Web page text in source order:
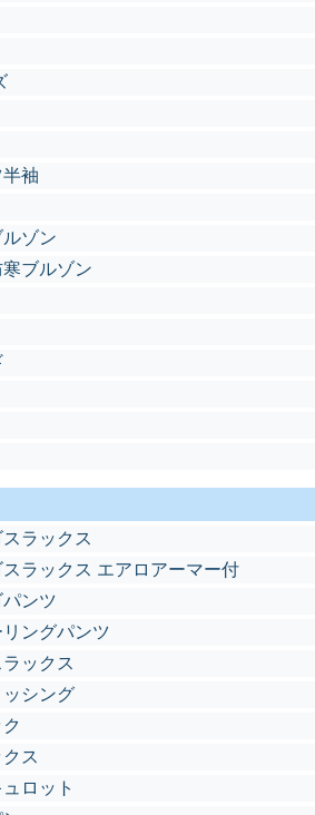
袖
ゾン
ブルゾン
ラックス
ラックス エアロアーマー付
ンツ
ングパンツ
ックス
シング
ス
ロット